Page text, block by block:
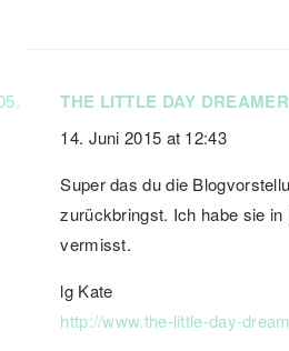
THE LITTLE DAY DREAMER
14. Juni 2015 at 12:43
Super das du die
zurückbringst. Ich habe sie in
vermisst.
lg Kate
http://www.the-little-day-